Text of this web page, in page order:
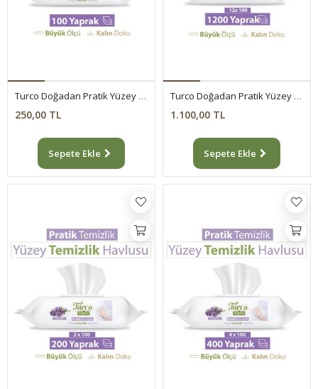
Turco Doğadan Pratik Yüzey Temizlik Havlusu Lavanta 100 Yaprak
250,00 TL
Sepete Ekle
Turco Doğadan Pratik Yüzey Temizlik Havlusu Lavanta 12x100 (1200 Yaprak)
1.100,00 TL
Sepete Ekle